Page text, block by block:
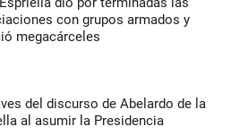
con grupos armados y
megacárceles
del discurso de Abelardo de la
al asumir la Presidencia